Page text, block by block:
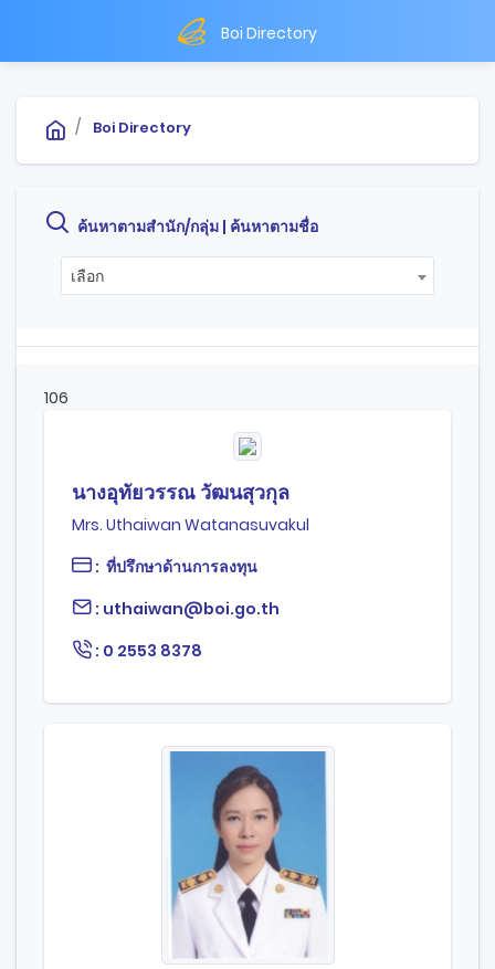
Boi Directory
Boi Directory
ค้นหาตามสำนัก/กลุ่ม | ค้นหาตามชื่อ
เลือก
106
นางอุทัยวรรณ วัฒนสุวกุล
Mrs. Uthaiwan Watanasuvakul
: ที่ปรึกษาด้านการลงทุน
: uthaiwan@boi.go.th
: 0 2553 8378